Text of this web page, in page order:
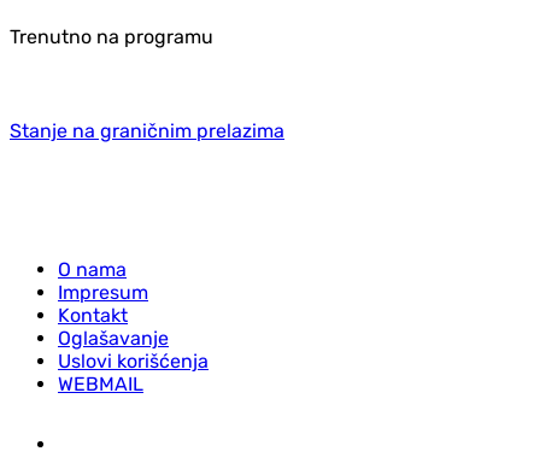
Trenutno na programu
Stanje na graničnim prelazima
O nama
Impresum
Kontakt
Oglašavanje
Uslovi korišćenja
WEBMAIL